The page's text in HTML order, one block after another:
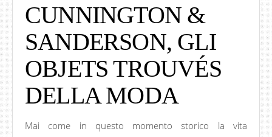
CUNNINGTON &
SANDERSON, GLI
OBJETS TROUVÉS
DELLA MODA
Mai come in questo momento storico la vita